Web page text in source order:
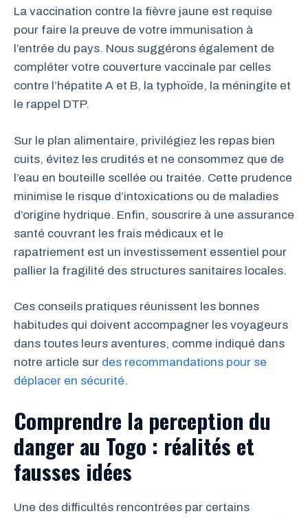
La vaccination contre la fièvre jaune est requise
pour faire la preuve de votre immunisation à
l’entrée du pays. Nous suggérons également de
compléter votre couverture vaccinale par celles
contre l’hépatite A et B, la typhoïde, la méningite et
le rappel DTP.
Sur le plan alimentaire, privilégiez les repas bien
cuits, évitez les crudités et ne consommez que de
l’eau en bouteille scellée ou traitée. Cette prudence
minimise le risque d’intoxications ou de maladies
d’origine hydrique. Enfin, souscrire à une assurance
santé couvrant les frais médicaux et le
rapatriement est un investissement essentiel pour
pallier la fragilité des structures sanitaires locales.
Ces conseils pratiques réunissent les bonnes
habitudes qui doivent accompagner les voyageurs
dans toutes leurs aventures, comme indiqué dans
notre article sur des recommandations pour se
déplacer en sécurité.
Comprendre la perception du
danger au Togo : réalités et
fausses idées
Une des difficultés rencontrées par certains